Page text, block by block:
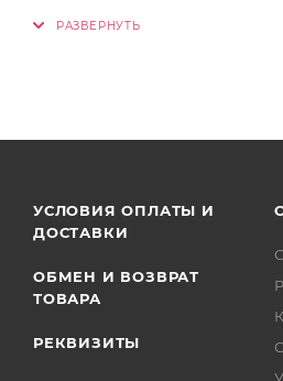
УСЛОВИЯ ОПЛАТЫ И
ДОСТАВКИ
ОБМЕН И ВОЗВРАТ
ТОВАРА
РЕКВИЗИТЫ